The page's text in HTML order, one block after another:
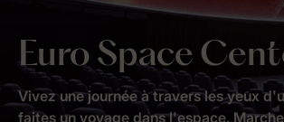
Euro Space
Vivez une journée à travers les yeux
faites un voyage dans l'espace.